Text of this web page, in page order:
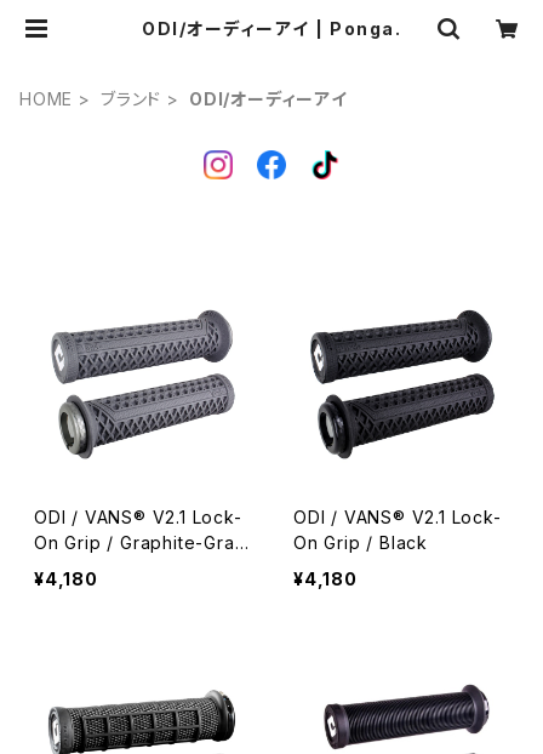
ODI/オーディーアイ | Ponga.
HOME ブランド ODI/オーディーアイ
ODI / VANS® V2.1 Lock-
On Grip / Graphite-Gray
Checker
¥4,180
ODI / VANS® V2.1 Lock-
On Grip / Black
¥4,180